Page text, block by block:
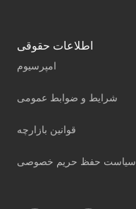
اطلاعات حقوقی
امپرسیوم
شرایط و ضوابط عمومی
قوانین بازارچه
سیاست حفظ حریم خصوصی